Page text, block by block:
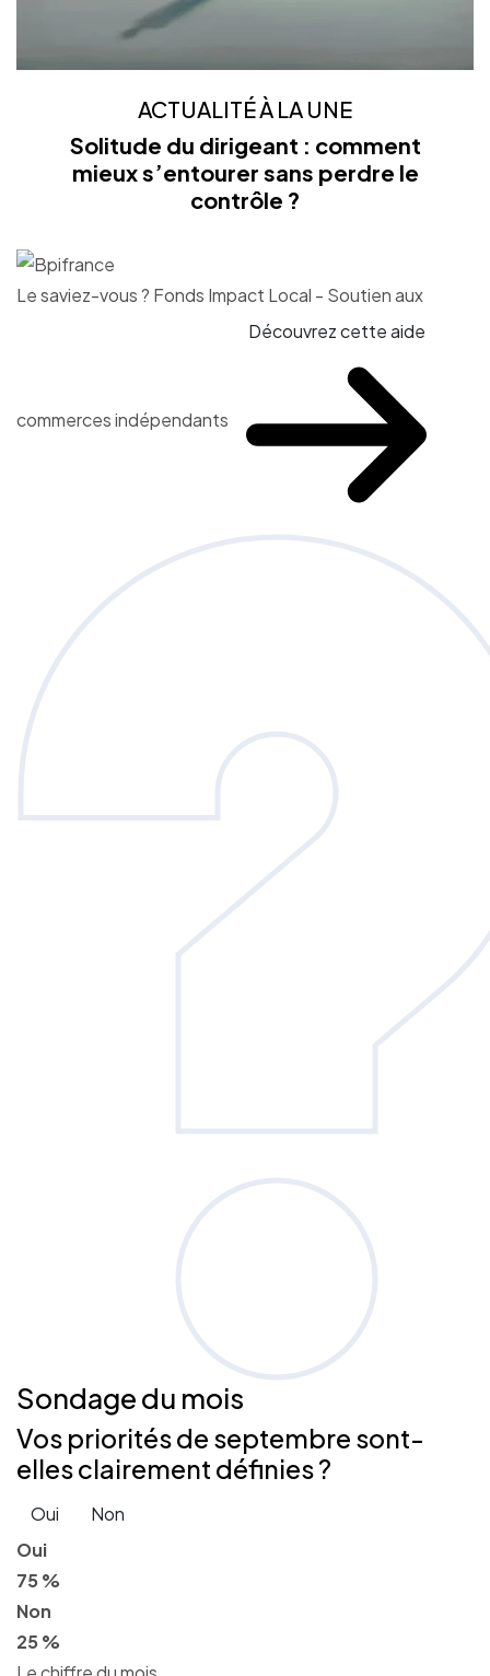
ACTUALITÉ À LA UNE
Solitude du dirigeant : comment
mieux s’entourer sans perdre le
contrôle ?
Le saviez-vous ? Fonds Impact Local - Soutien aux
commerces indépendants
Découvrez cette aide
Sondagedu mois
Vos priorités de septembre sont-
elles clairement définies ?
Oui
Non
Oui
75 %
Non
25 %